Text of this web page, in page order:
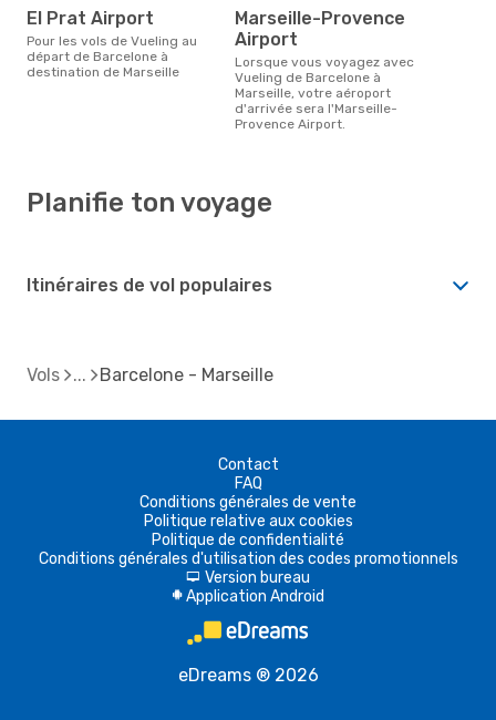
El Prat Airport
Pour les vols de Vueling au
départ de Barcelone à
destination de Marseille
Marseille-Provence
Airport
Lorsque vous voyagez avec
Vueling de Barcelone à
Marseille, votre aéroport
d'arrivée sera l'Marseille-
Provence Airport.
Planifie ton voyage
Itinéraires de vol populaires
Vols Barcelone - Marseille
Contact
FAQ
Conditions générales de vente
Politique relative aux cookies
Politique de confidentialité
Conditions générales d'utilisation des codes promotionnels
d Version bureau
A Application Android
eDreams ® 2026